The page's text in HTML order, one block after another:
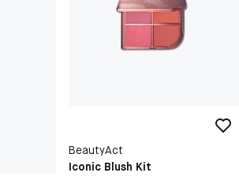
BeautyAct
Iconic Blush Kit